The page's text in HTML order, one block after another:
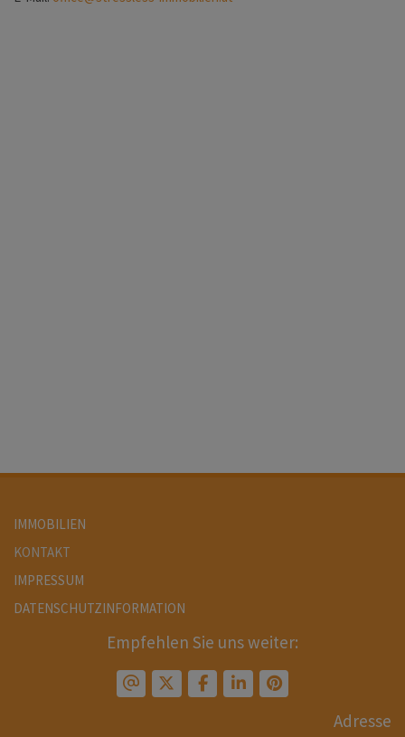
IMMOBILIEN
KONTAKT
IMPRESSUM
DATENSCHUTZINFORMATION
Empfehlen Sie uns weiter:
Adresse